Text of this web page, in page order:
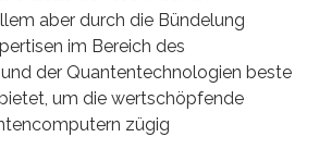
aber durch die Bündelung
im Bereich des
der Quantentechnologien beste
um die wertschöpfende
zügig